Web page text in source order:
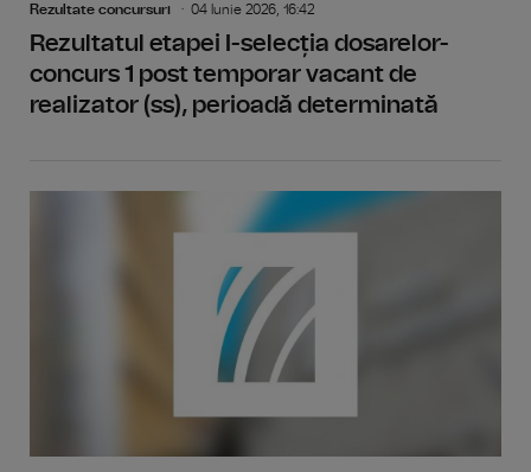
Rezultate concursuri 04 Iunie 2026, 16:42
Rezultatul etapei I-selecția dosarelor-
concurs 1 post temporar vacant de
realizator (ss), perioadă determinată